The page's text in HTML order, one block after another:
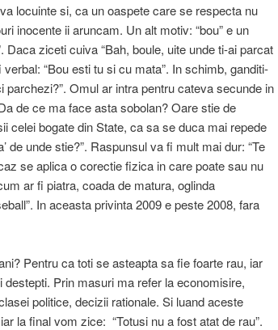
locuinte si, ca un oaspete care se respecta nu
inocente ii aruncam. Un alt motiv: “bou” e un
Daca ziceti cuiva “Bah, boule, uite unde ti-ai parcat
“Bou esti tu si cu mata”. In schimb, ganditi-
parchezi?”. Omul ar intra pentru cateva secunde in
de ce ma face asta sobolan? Oare stie de
celei bogate din State, ca sa se duca mai repede
de unde stie?”. Raspunsul va fi mult mai dur: “Te
se aplica o corectie fizica in care poate sau nu
ar fi piatra, coada de matura, oglinda
In aceasta privinta 2009 e peste 2008, fara
Pentru ca toti se asteapta sa fie foarte rau, iar
Prin masuri ma refer la economisire,
politice, decizii rationale. Si luand aceste
la final vom zice: “Totusi nu a fost atat de rau”.